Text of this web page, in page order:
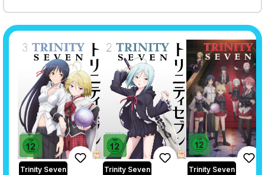
Trinity Seven Trinity Seven Trinity Seven